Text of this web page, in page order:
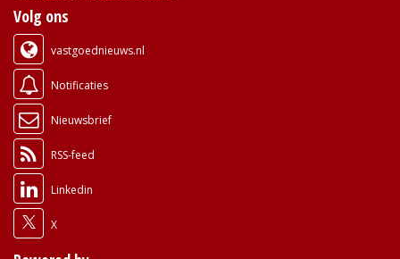
Volg ons
vastgoednieuws.nl
Notificaties
Nieuwsbrief
RSS-feed
Linkedin
X